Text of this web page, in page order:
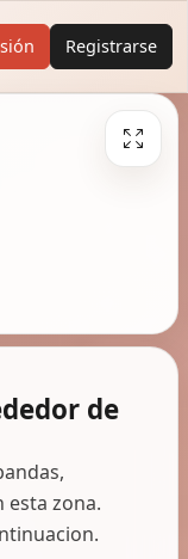
Registrarse
de
esta zona.